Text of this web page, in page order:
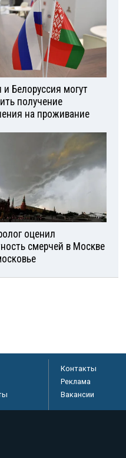
и Белоруссия могут
получение
на проживание
оценил
смерчей в Москве
Контакты
Реклама
Вакансии